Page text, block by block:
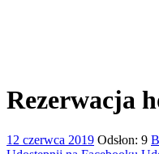
Rezerwacja
12 czerwca 2019 Odsłon: 9